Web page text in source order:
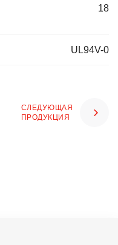
18
UL94V-0
СЛЕДУЮЩАЯ
ПРОДУКЦИЯ